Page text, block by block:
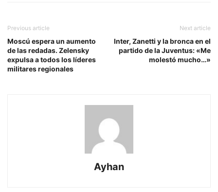
Previous article
Moscú espera un aumento
de las redadas. Zelensky
expulsa a todos los líderes
militares regionales
Next article
Inter, Zanetti y la bronca en el
partido de la Juventus: «Me
molestó mucho…»
Ayhan